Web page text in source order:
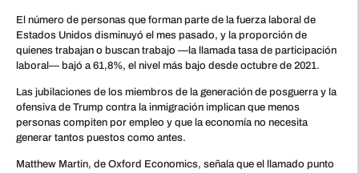
El número de personas que forman parte de la fuerza laboral de
Estados Unidos disminuyó el mes pasado, y la proporción de
quienes trabajan o buscan trabajo —la llamada tasa de participación
laboral— bajó a 61,8%, el nivel más bajo desde octubre de 2021.
Las jubilaciones de los miembros de la generación de posguerra y la
ofensiva de Trump contra la inmigración implican que menos
personas compiten por empleo y que la economía no necesita
generar tantos puestos como antes.
Matthew Martin, de Oxford Economics, señala que el llamado punto